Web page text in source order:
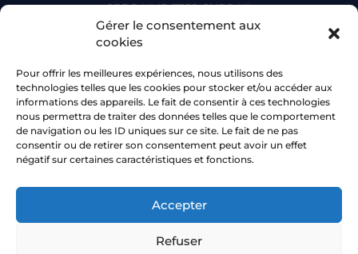
Gérer le consentement aux
cookies
Pour offrir les meilleures expériences, nous utilisons des
technologies telles que les cookies pour stocker et/ou accéder aux
informations des appareils. Le fait de consentir à ces technologies
nous permettra de traiter des données telles que le comportement
de navigation ou les ID uniques sur ce site. Le fait de ne pas
consentir ou de retirer son consentement peut avoir un effet
négatif sur certaines caractéristiques et fonctions.
Accepter
Refuser
CRPG UMR 7358 CNRS-UL
15 rue Notre Dame des Pauvres
54500 Vandoeuvre-lès-Nancy
Bluesky
Facebook
© 2026 CRPG •
Université de Lorraine
Aide à la navigation